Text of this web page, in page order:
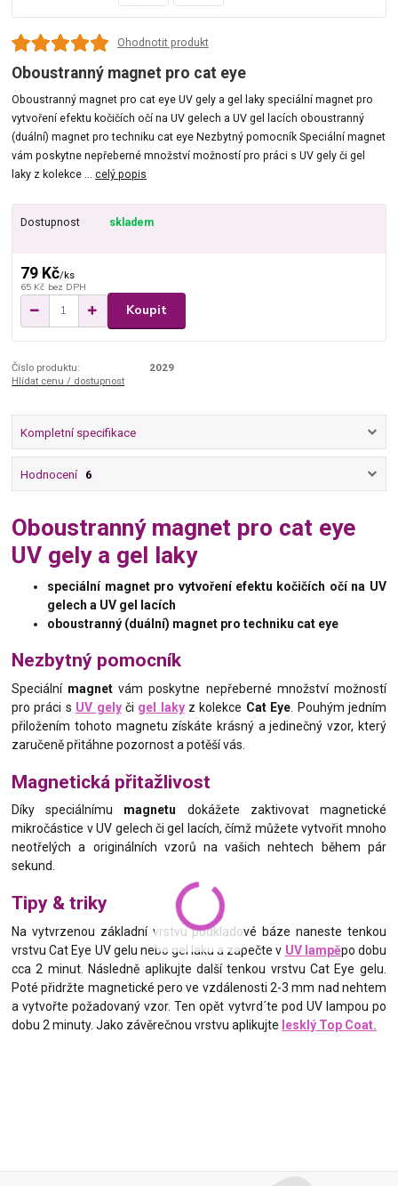
Ohodnotit produkt
Oboustranný magnet pro cat eye
Oboustranný magnet pro cat eye UV gely a gel laky speciální magnet pro
vytvoření efektu kočičích očí na UV gelech a UV gel lacích oboustranný
(duální) magnet pro techniku cat eye Nezbytný pomocník Speciální magnet
vám poskytne nepřeberné množství možností pro práci s UV gely či gel
laky z kolekce ...celý popis
Dostupnost skladem
79 Kč/ks
65 Kč bez DPH
Koupit
Číslo produktu:
2029
Hlídat cenu / dostupnost
Kompletní specifikace
Hodnocení 6
Oboustranný magnet pro cat eye
UV gely a gel laky
speciální magnet pro vytvoření efektu kočičích očí na UV
gelech a UV gel lacích
oboustranný (duální) magnet pro techniku cat eye
Nezbytný pomocník
Speciální magnet vám poskytne nepřeberné množství možností
pro práci s UV gelyči gel lakyz kolekce Cat Eye . Pouhým jedním
přiložením tohoto magnetu získáte krásný a jedinečný vzor, který
zaručeně přitáhne pozornost a potěší vás.
Magnetická přitažlivost
Díky speciálnímu magnetu dokážete zaktivovat magnetické
mikročástice v UV gelech či gel lacích, čímž můžete vytvořit mnoho
neotřelých a originálních vzorů na vašich nehtech během pár
sekund.
Tipy & triky
Na vytvrzenou základní vrstvu podkladové báze naneste tenkou
vrstvu Cat Eye UV gelu nebo gel laku a zapečte v UV lampěpo dobu
cca 2 minut. Následně aplikujte další tenkou vrstvu Cat Eye gelu.
Poté přidržte magnetické pero ve vzdálenosti 2-3 mm nad nehtem
a vytvořte požadovaný vzor. Ten opět vytvrd´te pod UV lampou po
dobu 2 minuty. Jako závěrečnou vrstvu aplikujte lesklý Top Coat.